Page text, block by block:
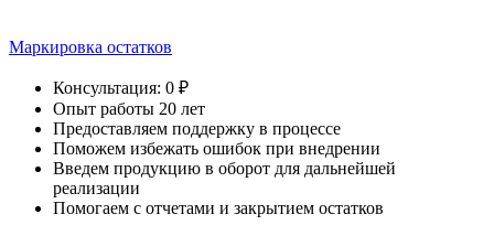
Маркировка остатков
Консультация: 0 ₽
Опыт работы 20 лет
Предоставляем поддержку в процессе
Поможем избежать ошибок при внедрении
Введем продукцию в оборот для дальнейшей
реализации
Помогаем с отчетами и закрытием остатков